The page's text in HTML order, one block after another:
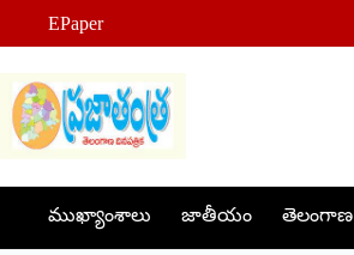
content
EPaper
ముఖ్యాంశాలు జాతీయం తెలంగాణ